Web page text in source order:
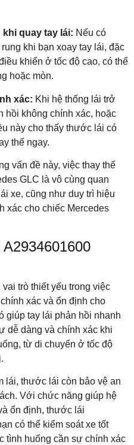
quay tay lái: Nếu có
khi bạn xoay tay lái, đặc
khiển ở tốc độ cao, có thể
hoặc mòn.
xác: Khi hệ thống lái trở
hồi không chính xác, hoặc
này cho thấy thước lái có
thế ngay.
vấn đề này, việc thay thế
GLC là vô cùng quan
xe, cũng như duy trì hiệu
xác cho chiếc Mercedes
trò thiết yếu trong việc
xác và ổn định cho
giúp tay lái phản hồi nhanh
dễ dàng và chính xác khi
từ di chuyển ở tốc độ
lái, thước lái còn bảo vệ an
Với chức năng giúp hệ
ổn định, thước lái
có thể kiểm soát xe tốt
tình huống cần sự chính xác